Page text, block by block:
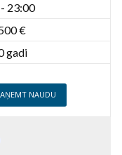
23:00
€
gadi
NAUDU